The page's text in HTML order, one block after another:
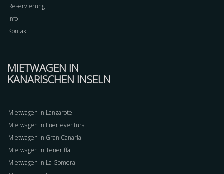
Reservierung
Info
Kontakt
MIETWAGEN IN
KANARISCHEN INSELN
Mietwagen in Lanzarote
Mietwagen in Fuerteventura
Mietwagen in Gran Canaria
Mietwagen in Teneriffa
Mietwagen in La Gomera